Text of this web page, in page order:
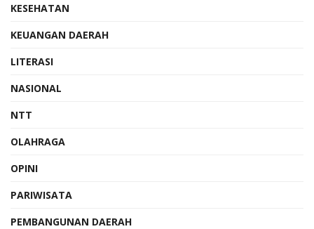
KESEHATAN
KEUANGAN DAERAH
LITERASI
NASIONAL
NTT
OLAHRAGA
OPINI
PARIWISATA
PEMBANGUNAN DAERAH